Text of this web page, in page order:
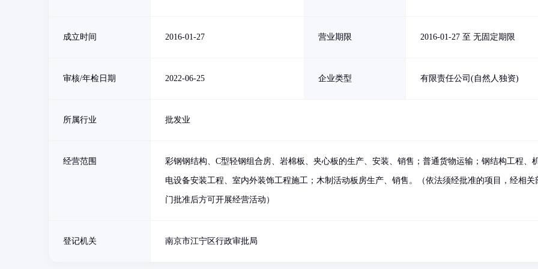
成立时间 2016-01-27 营业期限 2016-01-27 至 无固定期限
审核/年检日期 2022-06-25 企业类型 有限责任公司(自然人独资)
所属行业 批发业
经营范围 彩钢钢结构、C型轻钢组合房、岩棉板、夹心板的生产、安装、销售；普通货物运输；钢结构工程、
电设备安装工程、室内外装饰工程施工；木制活动板房生产、销售。（依法须经批准的项目，经相关
门批准后方可开展经营活动）
登记机关 南京市江宁区行政审批局